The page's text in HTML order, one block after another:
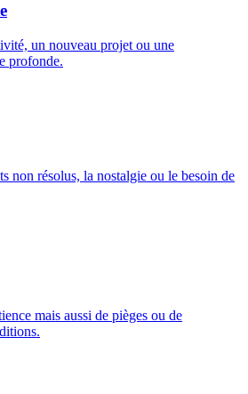
un nouveau projet ou une
profonde.
non résolus, la nostalgie ou le besoin de
mais aussi de pièges ou de